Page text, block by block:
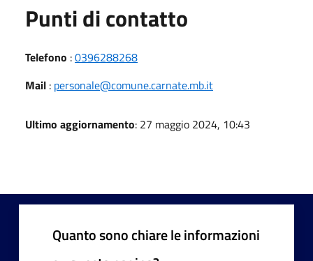
Punti di contatto
Telefono :0396288268
Mail : personale@comune.carnate.mb.it
Ultimo aggiornamento: 27 maggio 2024, 10:43
Quanto sono chiare le informazioni